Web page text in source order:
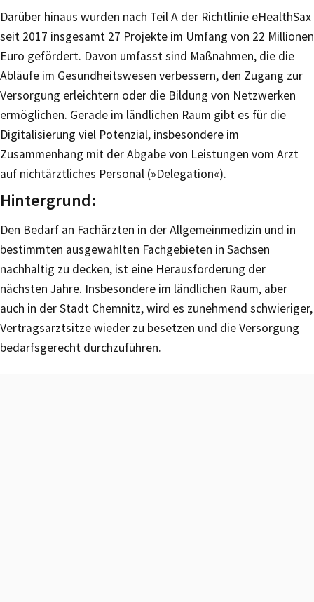
Darüber hinaus wurden nach Teil A der Richtlinie eHealthSax
seit 2017 insgesamt 27 Projekte im Umfang von 22 Millionen
Euro gefördert. Davon umfasst sind Maßnahmen, die die
Abläufe im Gesundheitswesen verbessern, den Zugang zur
Versorgung erleichtern oder die Bildung von Netzwerken
ermöglichen. Gerade im ländlichen Raum gibt es für die
Digitalisierung viel Potenzial, insbesondere im
Zusammenhang mit der Abgabe von Leistungen vom Arzt
auf nichtärztliches Personal (»Delegation«).
Hintergrund:
Den Bedarf an Fachärzten in der Allgemeinmedizin und in
bestimmten ausgewählten Fachgebieten in Sachsen
nachhaltig zu decken, ist eine Herausforderung der
nächsten Jahre. Insbesondere im ländlichen Raum, aber
auch in der Stadt Chemnitz, wird es zunehmend schwieriger,
Vertragsarztsitze wieder zu besetzen und die Versorgung
bedarfsgerecht durchzuführen.